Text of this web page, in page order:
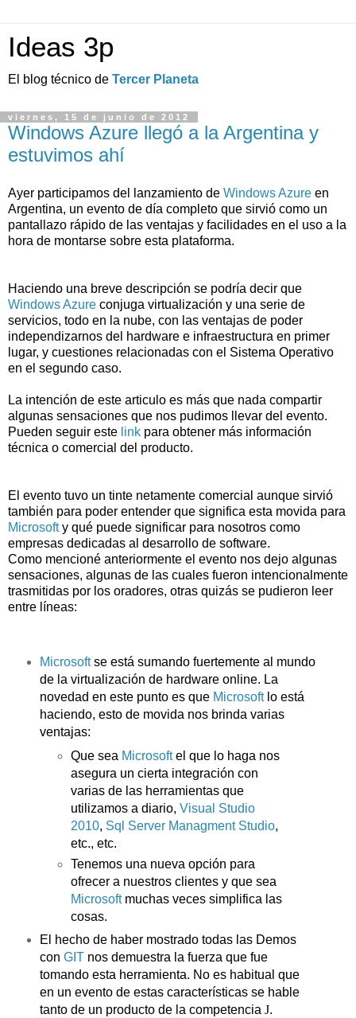
Ideas 3p
El blog técnico de Tercer Planeta
viernes, 15 de junio de 2012
Windows Azure llegó a la Argentina y
estuvimos ahí
Ayer participamos del lanzamiento de Windows Azure en
Argentina, un evento de día completo que sirvió como un
pantallazo rápido de las ventajas y facilidades en el uso a la
hora de montarse sobre esta plataforma.
Haciendo una breve descripción se podría decir que
Windows Azure conjuga virtualización y una serie de
servicios, todo en la nube, con las ventajas de poder
independizarnos del hardware e infraestructura en primer
lugar, y cuestiones relacionadas con el Sistema Operativo
en el segundo caso.
La intención de este articulo es más que nada compartir
algunas sensaciones que nos pudimos llevar del evento.
Pueden seguir este link para obtener más información
técnica o comercial del producto.
El evento tuvo un tinte netamente comercial aunque sirvió
también para poder entender que significa esta movida para
Microsoft y qué puede significar para nosotros como
empresas dedicadas al desarrollo de software.
Como mencioné anteriormente el evento nos dejo algunas
sensaciones, algunas de las cuales fueron intencionalmente
trasmitidas por los oradores, otras quizás se pudieron leer
entre líneas:
Microsoft se está sumando fuertemente al mundo
de la virtualización de hardware online. La
novedad en este punto es que Microsoft lo está
haciendo, esto de movida nos brinda varias
ventajas:
Que sea Microsoftel que lo haga nos
asegura un cierta integración con
varias de las herramientas que
utilizamos a diario,Visual Studio
2010, Sql Server Managment Studio,
etc., etc.
Tenemos una nueva opción para
ofrecer a nuestros clientes y que sea
Microsoftmuchas veces simplifica las
cosas.
El hecho de haber mostrado todas las Demos
con GITnos demuestra la fuerza que fue
tomando esta herramienta. No es habitual que
en un evento de estas características se hable
tanto de un producto de la competencia J.